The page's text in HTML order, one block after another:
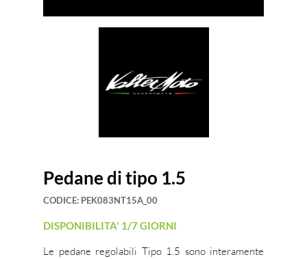
Pedane di tipo 1.5
CODICE: PEK083NT15A_00
DISPONIBILITA' 1/7 GIORNI
Le pedane regolabili Tipo 1.5 sono interamente